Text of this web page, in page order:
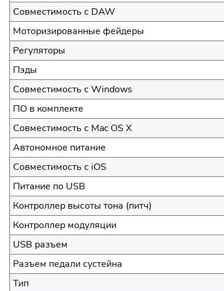
Совместимость с DAW
Моторизированные фейдеры
Регуляторы
Пэды
Совместимость с Windows
ПО в комплекте
Совместимость с Mac OS X
Автономное питание
Совместимость с iOS
Питание по USB
Контроллер высоты тона (питч)
Контроллер модуляции
USB разъем
Разъем педали сустейна
Тип